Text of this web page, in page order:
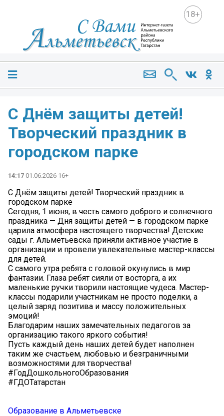
18+
С Днём защиты детей!
Творческий праздник в
городском парке
14:17 01.06.2026 16+
С Днём защиты детей! Творческий праздник в
городском парке
Сегодня, 1 июня, в честь самого доброго и солнечного
праздника — Дня защиты детей — в городском парке
царила атмосфера настоящего творчества! Детские
сады г. Альметьевска приняли активное участие в
организации и провели увлекательные мастер-классы
для детей.
С самого утра ребята с головой окунулись в мир
фантазии. Глаза ребят сияли от восторга, а их
маленькие ручки творили настоящие чудеса. Мастер-
классы подарили участникам не просто поделки, а
целый заряд позитива и массу положительных
эмоций!
Благодарим наших замечательных педагогов за
организацию такого яркого события!
Пусть каждый день наших детей будет наполнен
таким же счастьем, любовью и безграничными
возможностями для творчества!
#ГодДошкольногоОбразования
#ГДОТатарстан
Образование в Альметьевске